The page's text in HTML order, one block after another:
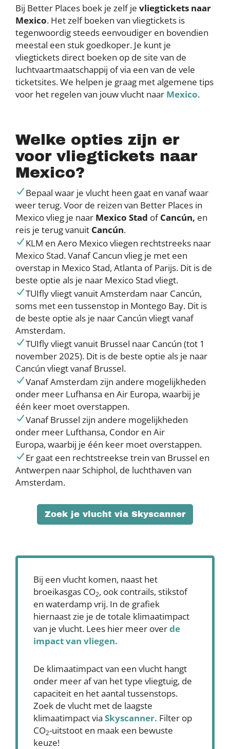
Bij Better Places boek je zelf je vliegtickets naar
Mexico. Het zelf boeken van vliegtickets is
tegenwoordig steeds eenvoudiger en bovendien
meestal een stuk goedkoper. Je kunt je
vliegtickets direct boeken op de site van de
luchtvaartmaatschappij of via een van de vele
ticketsites. We helpen je graag met algemene tips
voor het regelen van jouw vlucht naar Mexico.
Welke opties zijn er
voor vliegtickets naar
Mexico?
Bepaal waar je vlucht heen gaat en vanaf waar
weer terug. Voor de reizen van Better Places in
Mexico vlieg je naar Mexico Stad ofCancún, en
reis je terug vanuit Cancún.
KLM en Aero Mexico vliegen rechtstreeks naar
Mexico Stad. Vanaf Cancun vlieg je met een
overstap in Mexico Stad, Atlanta of Parijs. Dit is de
beste optie als je naar Mexico Stad vliegt.
TUIfly vliegt vanuit Amsterdam naar Cancún,
soms met een tussenstop in Montego Bay. Dit is
de beste optie als je naar Cancún vliegt vanaf
Amsterdam.
TUIfly vliegt vanuit Brussel naar Cancún (tot 1
november 2025). Dit is de beste optie als je naar
Cancún vliegt vanaf Brussel.
Vanaf Amsterdam zijn andere mogelijkheden
onder meer Lufhansa en Air Europa, waarbij je
één keer moet overstappen.
Vanaf Brussel zijn andere mogelijkheden
onder meer Lufthansa, Condor en Air
Europa, waarbij je één keer moet overstappen.
Er gaat een rechtstreekse trein van Brussel en
Antwerpen naar Schiphol, de luchthaven van
Amsterdam.
Zoek je vlucht via Skyscanner
Bij een vlucht komen, naast het
broeikasgas CO2, ook contrails, stikstof
en waterdamp vrij. In de grafiek
hiernaast zie je de totale klimaatimpact
van je vlucht. Lees hier meer overde
impact van vliegen.
De klimaatimpact van een vlucht hangt
onder meer af van het type vliegtuig, de
capaciteit en het aantal tussenstops.
Zoek de vlucht met de laagste
klimaatimpact via Skyscanner. Filter op
CO2-uitstoot en maak een bewuste
keuze!